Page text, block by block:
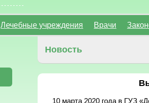
Лечебные учреждения Врачи
Новость
10 марта 2020 года в ГУЗ